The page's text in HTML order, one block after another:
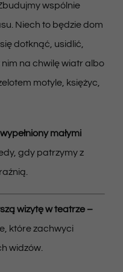
wspólnie
Niech to będzie dom
dotknąć, usidlić,
na chwilę wiatr albo
motyle, księżyc,
małymi
gdy patrzymy z
wizytę w teatrze –
które zachwyci
widzów.